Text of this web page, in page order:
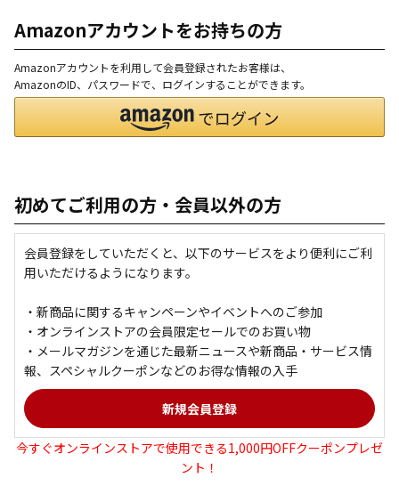
Amazonアカウントをお持ちの方
Amazonアカウントを利用して会員登録されたお客様は、
AmazonのID、パスワードで、ログインすることができます。
初めてご利用の方・会員以外の方
会員登録をしていただくと、以下のサービスをより便利にご利
用いただけるようになります。
・新商品に関するキャンペーンやイベントへのご参加
・オンラインストアの会員限定セールでのお買い物
・メールマガジンを通じた最新ニュースや新商品・サービス情
報、スペシャルクーポンなどのお得な情報の入手
今すぐオンラインストアで使用できる1,000円OFFクーポンプレゼ
ント！